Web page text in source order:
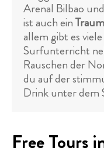
Arenal Bilbao
ist auch ein
allem gibt es
Surfunterricht
Rauschen der
du auf der
Drink unter dem
Free Tours